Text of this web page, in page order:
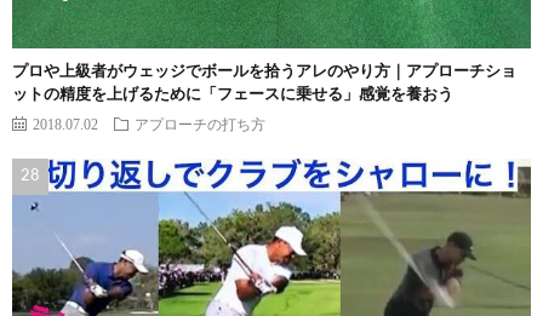
プロや上級者がウェッジでボールを拾うアレのやり方｜アプローチショ
ットの精度を上げるために「フェースに乗せる」感覚を養おう
2018.07.02 アプローチの打ち方